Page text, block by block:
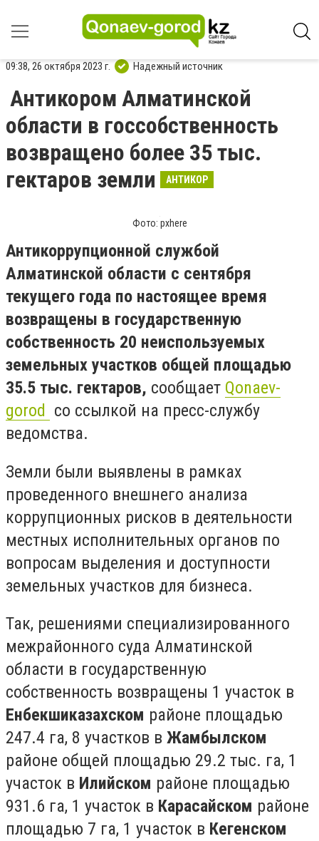
09:38, 26 октября 2023 г. Надежный источник
Антикором Алматинской
области в госсобственность
возвращено более 35 тыс.
гектаров земли
АНТИКОР
Фото: pxhere
Антикоррупционной службой
Алматинской области с сентября
текущего года по настоящее время
возвращены в государственную
собственность 20 неиспользуемых
земельных участков общей площадью
35.5 тыс. гектаров, сообщает Qonaev-
gorod со ссылкой на пресс-службу
ведомства.
Земли были выявлены в рамках
проведенного внешнего анализа
коррупционных рисков в деятельности
местных исполнительных органов по
вопросам выделения и доступности
земельных участков для бизнеса.
Так, решениями специализированного
межрайонного суда Алматинской
области в государственную
собственность возвращены 1 участок в
Енбекшиказахском районе площадью
247.4 га, 8 участков в Жамбылском
районе общей площадью 29.2 тыс. га, 1
участок в Илийском районе площадью
931.6 га, 1 участок в Карасайском районе
площадью 7 га, 1 участок в Кегенском